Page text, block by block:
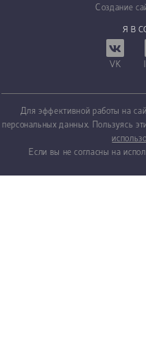
Создание
Я В
VK
Для эффективной работы на
персональных данных. Пользуясь
Если вы не согласны на